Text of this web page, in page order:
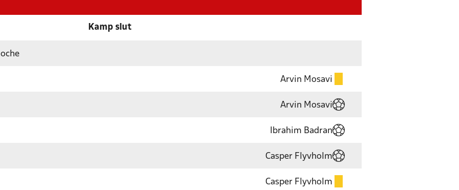
Kamp slut
Arvin Mosavi
Arvin Mosavi
Ibrahim Badran
Casper Flyvholm
Casper Flyvholm